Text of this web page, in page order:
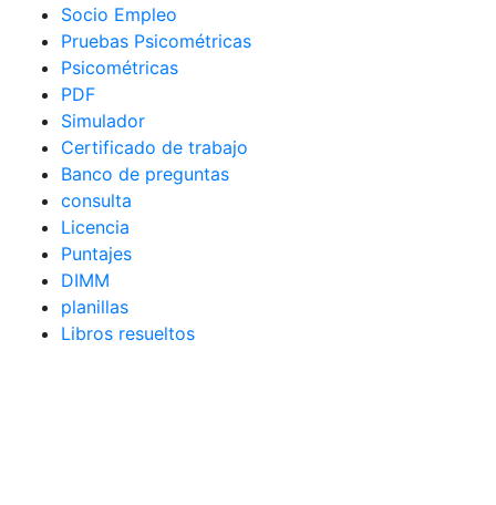
Socio Empleo
Pruebas Psicométricas
Psicométricas
PDF
Simulador
Certificado de trabajo
Banco de preguntas
consulta
Licencia
Puntajes
DIMM
planillas
Libros resueltos